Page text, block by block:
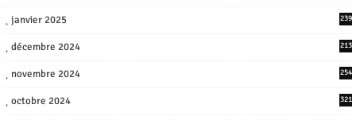
janvier 2025 239
décembre 2024 213
novembre 2024 254
octobre 2024 321